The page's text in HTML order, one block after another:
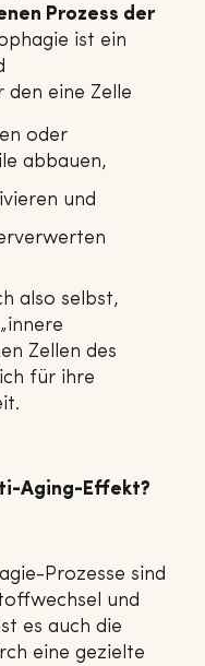
Prozess der
ist ein
den eine Zelle
oder
abbauen,
und
also selbst,
Zellen des
für ihre
Aging-Effekt?
Prozesse sind
und
es auch die
eine gezielte